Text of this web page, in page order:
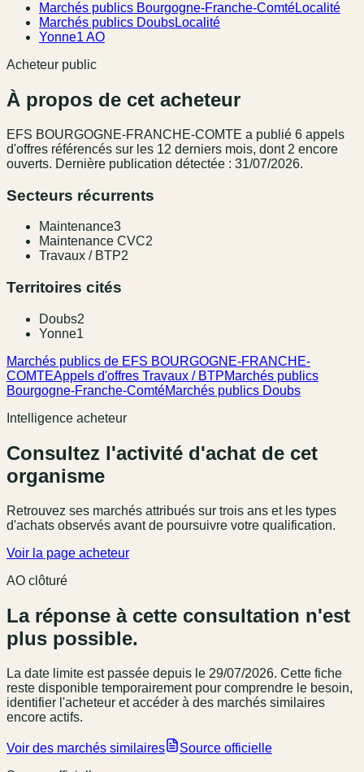
Marchés publics Bourgogne-Franche-ComtéLocalité
Marchés publics DoubsLocalité
Yonne1 AO
Acheteur public
À propos de cet acheteur
EFS BOURGOGNE-FRANCHE-COMTE a publié 6 appel s
d'offres référencés sur les 12 derniers mois, dont 2 encore
ouverts. Dernière publication détectée : 31/07/2026.
Secteurs récurrents
Maintenance3
Maintenance CVC2
Travaux / BTP2
Territoires cités
Doubs2
Yonne1
Marchés publics de EFS BOURGOGNE-FRANCHE-
COMTEAppels d'offres Travaux / BTPMarchés publics
Bourgogne-Franche-ComtéMarchés publics Doubs
Intelligence acheteur
Consultez l'activité d'achat de cet
organisme
Retrouvez ses marchés attribués sur trois ans et les types
d'achats observés avant de poursuivre votre qualification.
Voir la page acheteur
AO clôturé
La réponse à cette consultation n'est
plus possible.
La date limite est passée depuis le 29/07/2026. Cette fiche
reste disponible temporairement pour comprendre le besoin,
identifier l'acheteur et accéder à des marchés similaires
encore actifs.
Voir des marchés similaires
Source officielle